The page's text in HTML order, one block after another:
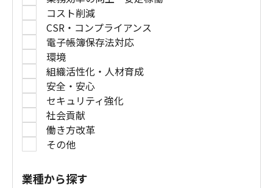
コスト削減
CSR・コンプライアンス
電子帳簿保存法対応
環境
組織活性化・人材育成
安全・安心
セキュリティ強化
社会貢献
働き方改革
その他
業種から探す